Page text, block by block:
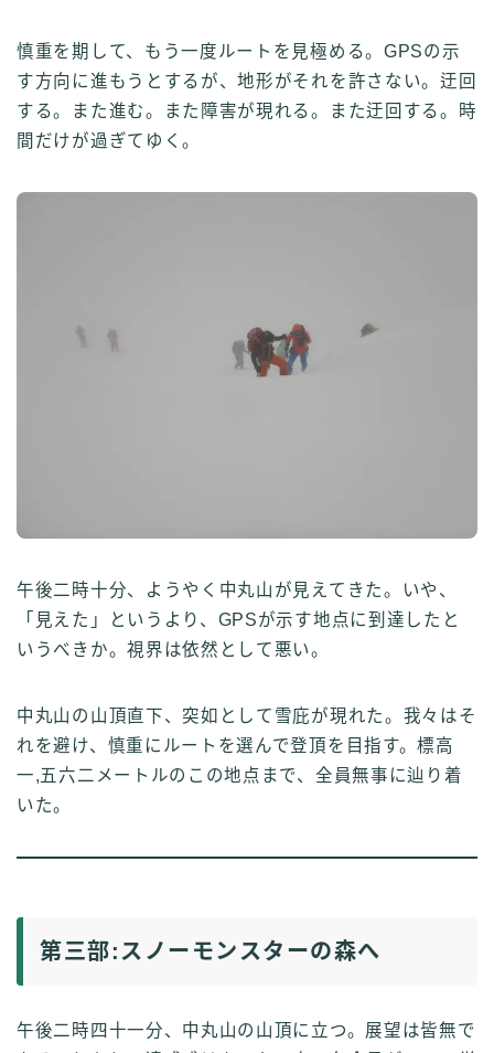
慎重を期して、もう一度ルートを見極める。GPSの示
す方向に進もうとするが、地形がそれを許さない。迂回
する。また進む。また障害が現れる。また迂回する。時
間だけが過ぎてゆく。
午後二時十分、ようやく中丸山が見えてきた。いや、
「見えた」というより、GPSが示す地点に到達したと
いうべきか。視界は依然として悪い。
中丸山の山頂直下、突如として雪庇が現れた。我々はそ
れを避け、慎重にルートを選んで登頂を目指す。標高
一,五六二メートルのこの地点まで、全員無事に辿り着
いた。
第三部:スノーモンスターの森へ
午後二時四十一分、中丸山の山頂に立つ。展望は皆無で